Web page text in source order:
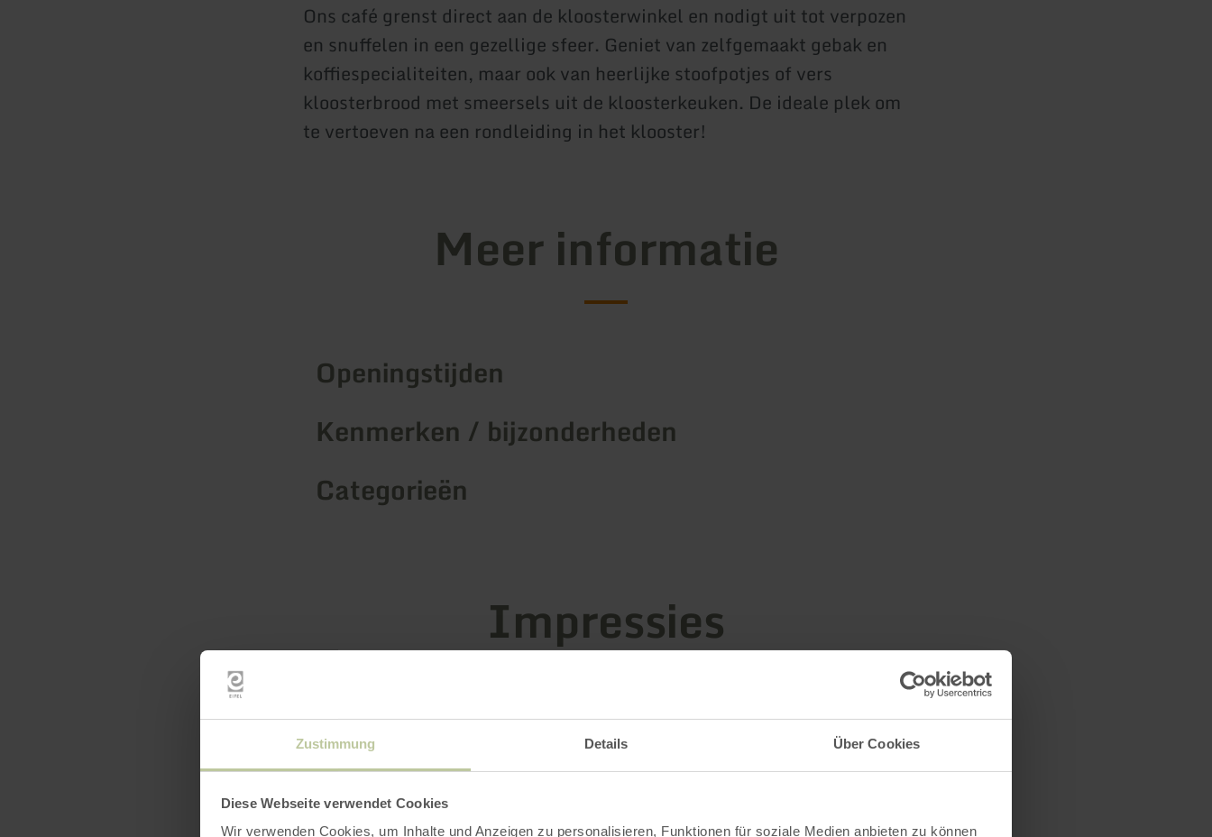
Zustimmung Details Über Cookies
Diese Webseite verwendet Cookies
Wir verwenden Cookies, um Inhalte und Anzeigen zu personalisieren, Funktionen für soziale Medien anbieten zu können
Ons café grenst direct aan de kloosterwinkel en nodigt uit tot verpozen
en snuffelen in een gezellige sfeer. Geniet van zelfgemaakt gebak en
koffiespecialiteiten, maar ook van heerlijke stoofpotjes of vers
kloosterbrood met smeersels uit de kloosterkeuken. De ideale plek om
te vertoeven na een rondleiding in het klooster!
Meer informatie
Openingstijden
Kenmerken / bijzonderheden
Categorieën
Impressies